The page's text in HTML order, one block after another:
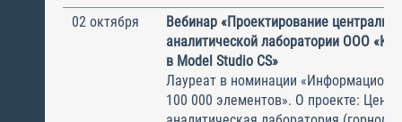
02 октября
Вебинар «Проектирование
аналитической лаборатории ООО
в Model Studio CS»
Лауреат в номинации
100 000 элементов». О проекте: